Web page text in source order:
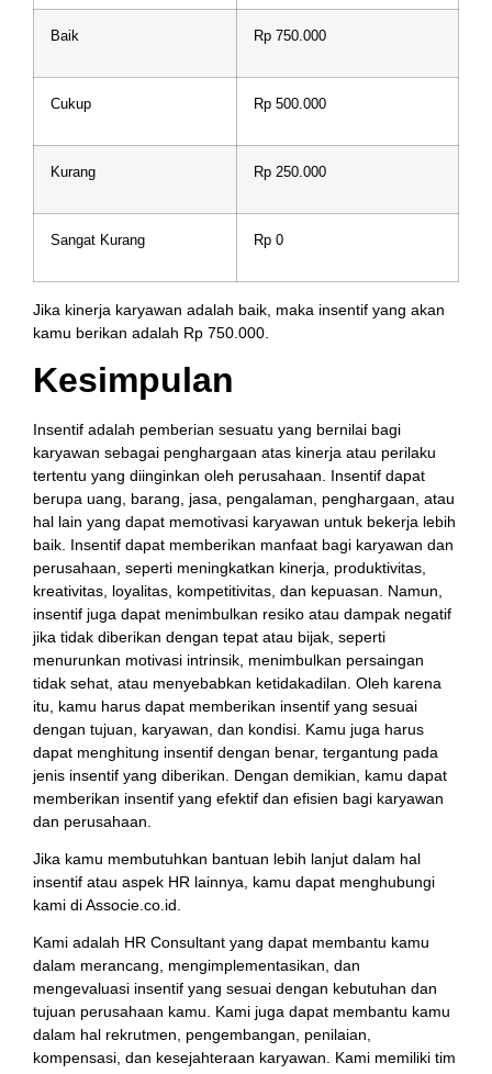
Baik Rp 750.000
Cukup Rp 500.000
Kurang Rp 250.000
Sangat Kurang Rp 0
Jika kinerja karyawan adalah baik, maka insentif yang akan
kamu berikan adalah Rp 750.000.
Kesimpulan
Insentif adalah pemberian sesuatu yang bernilai bagi
karyawan sebagai penghargaan atas kinerja atau perilaku
tertentu yang diinginkan oleh perusahaan. Insentif dapat
berupa uang, barang, jasa, pengalaman, penghargaan, atau
hal lain yang dapat memotivasi karyawan untuk bekerja lebih
baik. Insentif dapat memberikan manfaat bagi karyawan dan
perusahaan, seperti meningkatkan kinerja, produktivitas,
kreativitas, loyalitas, kompetitivitas, dan kepuasan. Namun,
insentif juga dapat menimbulkan resiko atau dampak negatif
jika tidak diberikan dengan tepat atau bijak, seperti
menurunkan motivasi intrinsik, menimbulkan persaingan
tidak sehat, atau menyebabkan ketidakadilan. Oleh karena
itu, kamu harus dapat memberikan insentif yang sesuai
dengan tujuan, karyawan, dan kondisi. Kamu juga harus
dapat menghitung insentif dengan benar, tergantung pada
jenis insentif yang diberikan. Dengan demikian, kamu dapat
memberikan insentif yang efektif dan efisien bagi karyawan
dan perusahaan.
Jika kamu membutuhkan bantuan lebih lanjut dalam hal
insentif atau aspek HR lainnya, kamu dapat menghubungi
kami di Associe.co.id.
Kami adalah HR Consultant yang dapat membantu kamu
dalam merancang, mengimplementasikan, dan
mengevaluasi insentif yang sesuai dengan kebutuhan dan
tujuan perusahaan kamu. Kami juga dapat membantu kamu
dalam hal rekrutmen, pengembangan, penilaian,
kompensasi, dan kesejahteraan karyawan. Kami memiliki tim